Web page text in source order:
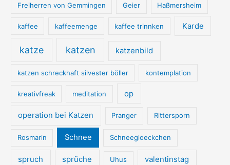
Freiherren von Gemmingen Geier Haßmersheim
kaffee kaffeemenge kaffee trinnken Karde
katze katzen katzenbild
katzen schreckhaft silvester böller kontemplation
kreativfreak meditation op
operation bei Katzen Pranger Rittersporn
Rosmarin Schnee Schneegloeckchen
spruch sprüche Uhus valentinstag